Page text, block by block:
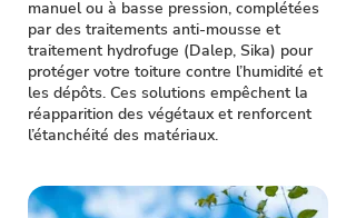
manuel ou à basse pression, complétées
par des traitements anti-mousse et
traitement hydrofuge (Dalep, Sika) pour
protéger votre toiture contre l’humidité et
les dépôts. Ces solutions empêchent la
réapparition des végétaux et renforcent
l’étanchéité des matériaux.